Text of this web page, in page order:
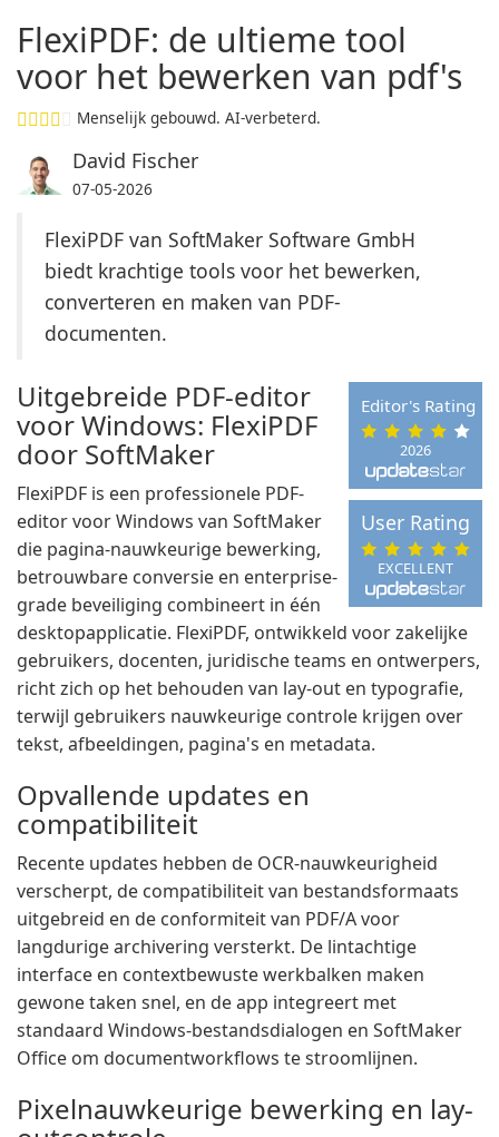
FlexiPDF: de ultieme tool
voor het bewerken van pdf's
Menselijk gebouwd. AI-verbeterd.
David Fischer
07-05-2026
FlexiPDF van SoftMaker Software GmbH
biedt krachtige tools voor het bewerken,
converteren en maken van PDF-
documenten.
2026
Editor's Rating
EXCELLENT
User Rating
Uitgebreide PDF-editor
voor Windows: FlexiPDF
door SoftMaker
FlexiPDF is een professionele PDF-
editor voor Windows van SoftMaker
die pagina-nauwkeurige bewerking,
betrouwbare conversie en enterprise-
grade beveiliging combineert in één
desktopapplicatie. FlexiPDF, ontwikkeld voor zakelijke
gebruikers, docenten, juridische teams en ontwerpers,
richt zich op het behouden van lay-out en typografie,
terwijl gebruikers nauwkeurige controle krijgen over
tekst, afbeeldingen, pagina's en metadata.
Opvallende updates en
compatibiliteit
Recente updates hebben de OCR-nauwkeurigheid
verscherpt, de compatibiliteit van bestandsformaats
uitgebreid en de conformiteit van PDF/A voor
langdurige archivering versterkt. De lintachtige
interface en contextbewuste werkbalken maken
gewone taken snel, en de app integreert met
standaard Windows-bestandsdialogen en SoftMaker
Office om documentworkflows te stroomlijnen.
Pixelnauwkeurige bewerking en lay-